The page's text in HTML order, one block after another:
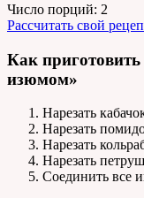
Число порций: 2
Рассчитать свой
Как
изюмом»
Нарезать
Нарезать
Нарезать
Нарезать
Соединить все